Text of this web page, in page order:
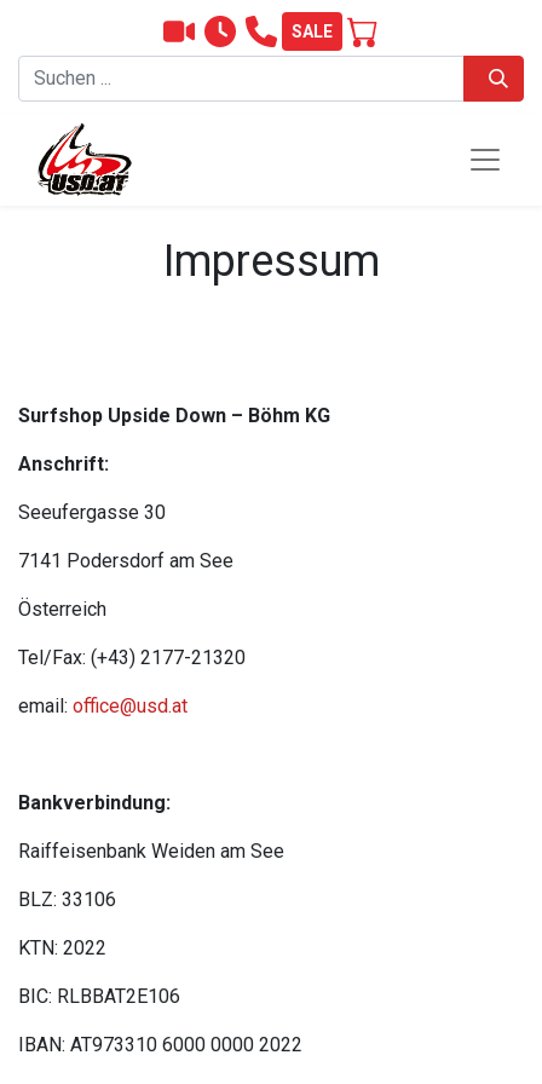
SALE
Impressum
Surfshop Upside Down – Böhm KG
Anschrift:
Seeufergasse 30
7141 Podersdorf am See
Österreich
Tel/Fax: (+43) 2177-21320
email: office@usd.at
Bankverbindung:
Raiffeisenbank Weiden am See
BLZ: 33106
KTN: 2022
BIC: RLBBAT2E106
IBAN: AT973310 6000 0000 2022